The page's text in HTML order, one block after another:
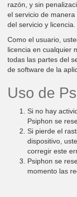
razón, y sin
el servicio de
del servicio y licencia.
Como el usuario,
licencia en cualquier
todas las partes del
de software de la
Uso de
Si no hay
Psiphon se
Si pierde el
dispositivo,
corregir este
Psiphon se
momento las